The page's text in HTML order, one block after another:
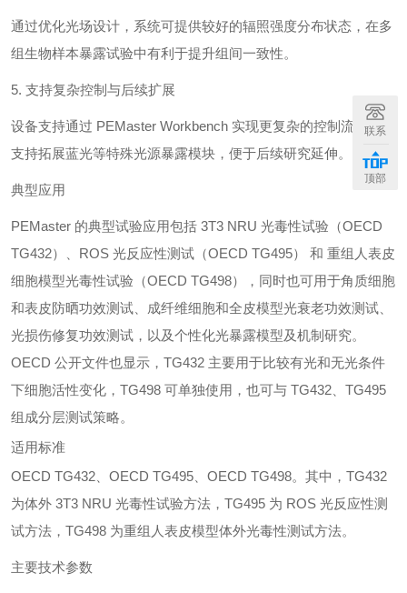
通过优化光场设计，系统可提供较好的辐照强度分布状态，在多
组生物样本暴露试验中有利于提升组间一致性。
5. 支持复杂控制与后续扩展
设备支持通过 PEMaster Workbench 实现更复杂的控制流程，并
支持拓展蓝光等特殊光源暴露模块，便于后续研究延伸。
典型应用
PEMaster 的典型试验应用包括 3T3 NRU 光毒性试验（OECD
TG432）、ROS 光反应性测试（OECD TG495） 和 重组人表皮
细胞模型光毒性试验（OECD TG498），同时也可用于角质细胞
和表皮防晒功效测试、成纤维细胞和全皮模型光衰老功效测试、
光损伤修复功效测试，以及个性化光暴露模型及机制研究。
OECD 公开文件也显示，TG432 主要用于比较有光和无光条件
下细胞活性变化，TG498 可单独使用，也可与 TG432、TG495
组成分层测试策略。
适用标准
OECD TG432、OECD TG495、OECD TG498。其中，TG432
为体外 3T3 NRU 光毒性试验方法，TG495 为 ROS 光反应性测
试方法，TG498 为重组人表皮模型体外光毒性测试方法。
主要技术参数
联系
顶部